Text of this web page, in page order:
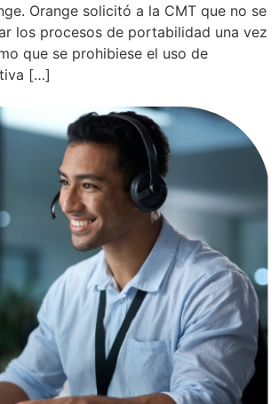
Orange solicitó a la CMT que no se
los procesos de portabilidad una vez
que se prohibiese el uso de
[…]